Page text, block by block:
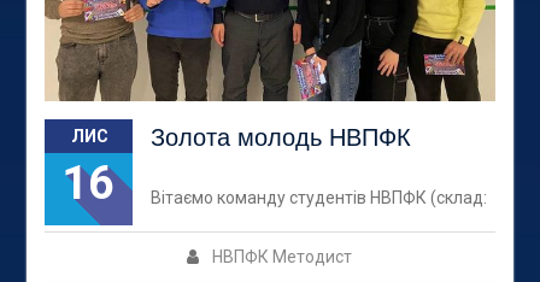
ЛИС
16
Золота молодь НВПФК
НВПФК Методист
Вітаємо команду студентів НВПФК (склад: